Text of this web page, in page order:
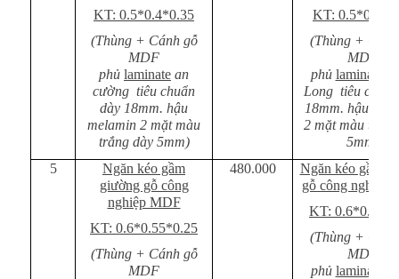
KT: 0.5*0.4*0.35
(Thùng + Cánh gỗ
MDF
phủ laminate an
cường tiêu chuẩn
dày 18mm. hậu
melamin 2 mặt màu
trắng dày 5mm)
KT:
(Thùng +
MDF
phủ laminate
Long tiêu
18mm. hậu
2 mặt màu
5mm)
5
Ngăn kéo gầm
giường gỗ công
nghiệp MDF
KT: 0.6*0.55*0.25
(Thùng + Cánh gỗ
MDF
480.000
Ngăn kéo gầm
gỗ công nghiệp
KT:
(Thùng +
MDF
phủ laminate